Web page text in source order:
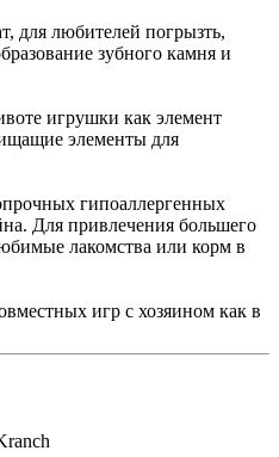
для любителей погрызть,
зубного камня и
игрушки как элемент
элементы для
гипоаллергенных
Для привлечения большего
лакомства или корм в
игр с хозяином как в